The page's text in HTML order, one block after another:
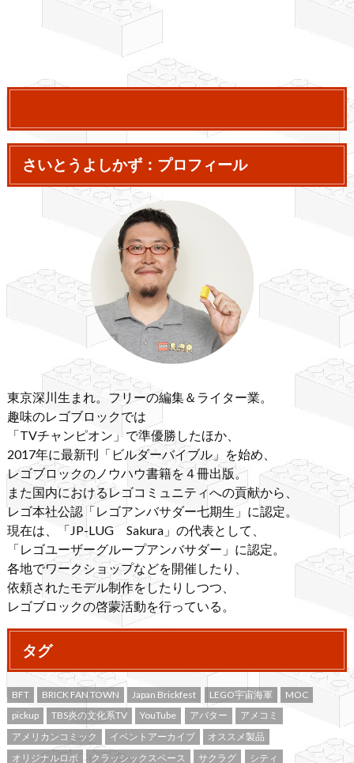
さいとうよしかず：プロフィール
東京深川生まれ。フリーの編集＆ライター業。
趣味のレゴブロックでは
「TVチャンピオン」で準優勝したほか、
2017年に最新刊「ビルダーバイブル」を始め、
レゴブロックのノウハウ書籍を４冊出版。
また国内におけるレゴコミュニティへの貢献から、
レゴ本社公認「レゴアンバサダー七期生」に認定。
現在は、「JP-LUG Sakura」の代表として、
「レゴユーザーグループアンバサダー」に認定。
各地でワークショップなどを開催したり、
依頼されたモデル制作をしたりしつつ、
レゴブロックの啓蒙活動を行っている。
タグ
BFT BRICK FAN TOWN Japan Brickfest LEGO宇宙海軍
MOC
pickup
TBS炎の文化系TV YouTube アバター
アメコミ
アメリカンコミック
イベントアーカイブ
オススメ製品
オリジナルロボ
クラッシックスペース サクラグ シティ